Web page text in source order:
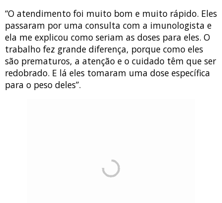
“O atendimento foi muito bom e muito rápido. Eles
passaram por uma consulta com a imunologista e
ela me explicou como seriam as doses para eles. O
trabalho fez grande diferença, porque como eles
são prematuros, a atenção e o cuidado têm que ser
redobrado. E lá eles tomaram uma dose específica
para o peso deles”.